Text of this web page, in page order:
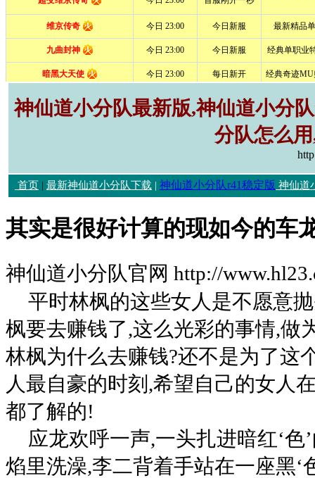
神仙道小分队最新版,神仙道小分
分队怎么
首页 | 最新神仙道小分队下载 | 神仙道小分队r41稳定版 神仙道
其实是很好计算的现如今的车
神仙道小分队官网 http://
平时林枫的这些女人是不愿意
枫要去赚钱了,这么光彩的事情,做
林枫为什么去赚钱?还不是为了这
人最自豪的时刻,希望自己的女人
都了解的!
应龙欢呼一声,一头扎进暗红‘色
焰里洗澡,李二背着手站在一座黑‘